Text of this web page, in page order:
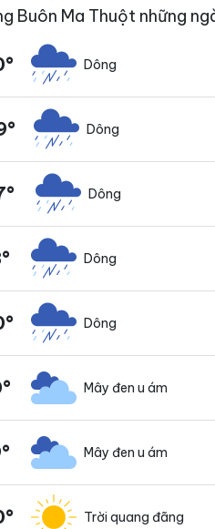
Buôn Ma Thuột những
Dông
Dông
Dông
Dông
Dông
Mây đen u ám
Mây đen u ám
Trời quang đãng